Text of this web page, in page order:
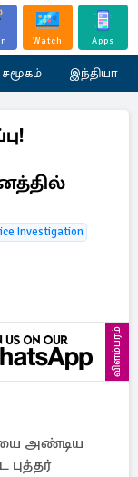
Watch Apps
சமூகம் இந்தியா
Investigation
விளம்பரம்
அண்டிய